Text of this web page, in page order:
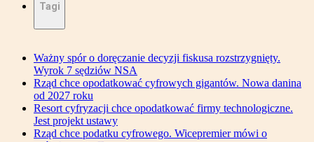
Tagi
Ważny spór o doręczanie decyzji fiskusa rozstrzygnięty.
Wyrok 7 sędziów NSA
Rząd chce opodatkować cyfrowych gigantów. Nowa danina
od 2027 roku
Resort cyfryzacji chce opodatkować firmy technologiczne.
Jest projekt ustawy
Rząd chce podatku cyfrowego. Wicepremier mówi o